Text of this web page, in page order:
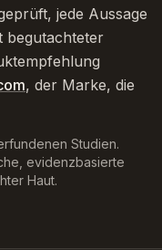
jede Aussage
begutachteter
, der Marke, die
Studien.
evidenzbasierte
Haut.